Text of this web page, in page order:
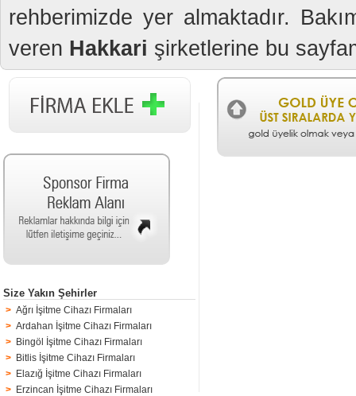
rehberimizde yer almaktadır.
veren Hakkari şirketlerine bu
Size Yakın Şehirler
> Ağrı İşitme Cihazı Firmaları
> Ardahan İşitme Cihazı Firmaları
> Bingöl İşitme Cihazı Firmaları
> Bitlis İşitme Cihazı Firmaları
> Elazığ İşitme Cihazı Firmaları
> Erzincan İşitme Cihazı Firmaları